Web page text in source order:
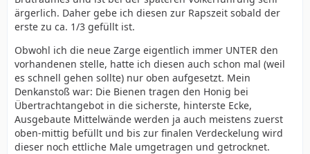
ärgerlich. Daher gebe ich diesen zur Rapszeit sobald der
erste zu ca. 1/3 gefüllt ist.
Obwohl ich die neue Zarge eigentlich immer UNTER den
vorhandenen stelle, hatte ich diesen auch schon mal (weil
es schnell gehen sollte) nur oben aufgesetzt. Mein
Denkanstoß war: Die Bienen tragen den Honig bei
Übertrachtangebot in die sicherste, hinterste Ecke,
Ausgebaute Mittelwände werden ja auch meistens zuerst
oben-mittig befüllt und bis zur finalen Verdeckelung wird
dieser noch ettliche Male umgetragen und getrocknet.